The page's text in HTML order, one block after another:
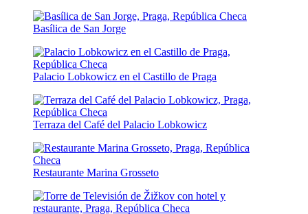
Basílica de San Jorge
Palacio Lobkowicz en el Castillo de Praga
Terraza del Café del Palacio Lobkowicz
Restaurante Marina Grosseto